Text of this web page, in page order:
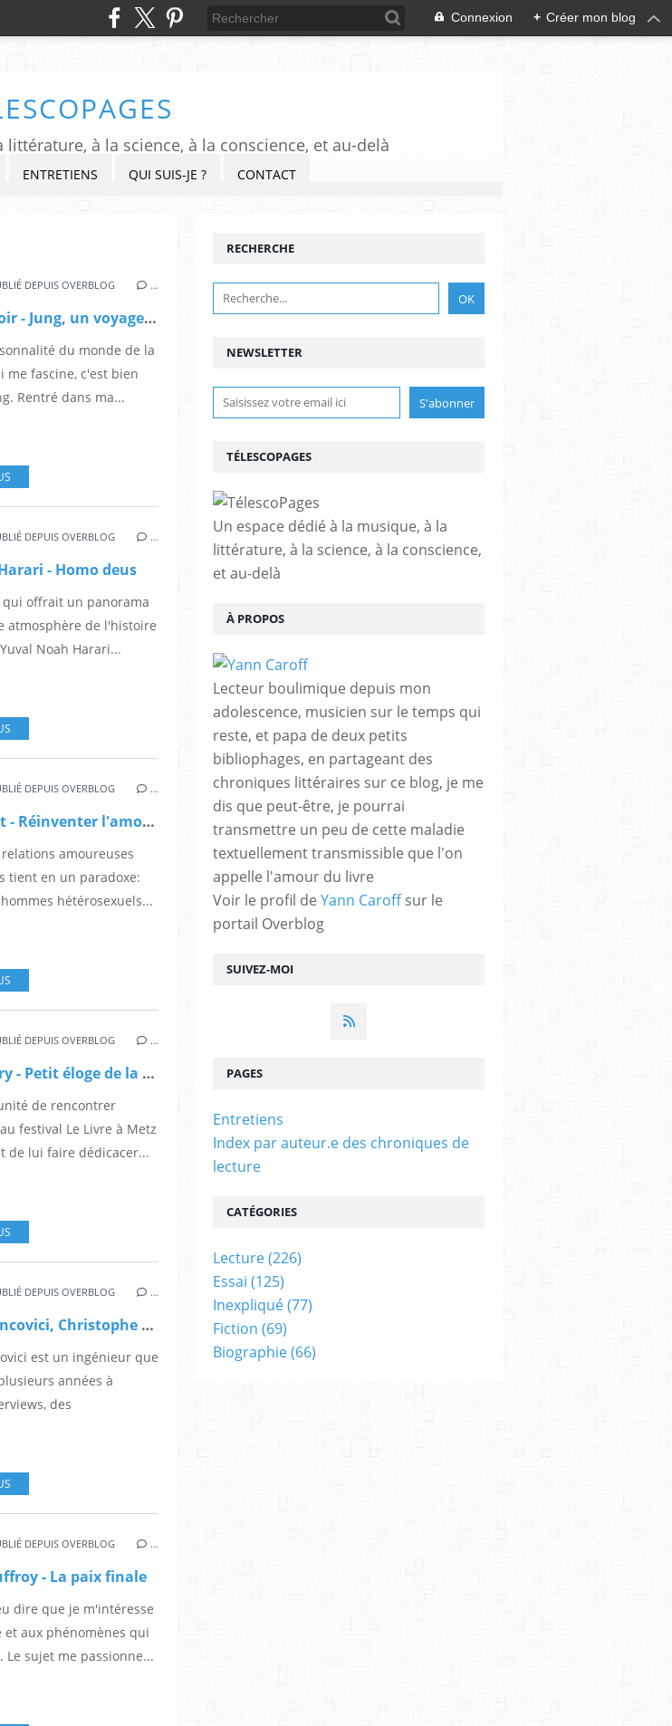
Connexion + Créer mon blog
à la science, à la conscience, et au-delà
ENTRETIENS QUI SUIS-JE ? CONTACT
DEPUIS OVERBLOG …
Frédéric Lenoir - Jung, un voyage vers soi
du monde de la
me fascine, c'est bien
Rentré dans ma...
DEPUIS OVERBLOG …
- Homo deus
qui offrait un panorama
atmosphère de l'histoire
Noah Harari...
DEPUIS OVERBLOG …
Mona Chollet - Réinventer l'amour - Comment le patriarcat sabote les relations hétérosexuelles
amoureuses
tient en un paradoxe:
hétérosexuels...
DEPUIS OVERBLOG …
Adeline Fleury - Petit éloge de la jouissance féminine
de rencontrer
festival Le Livre à Metz
de lui faire dédicacer...
DEPUIS OVERBLOG …
Jean-Marc Jancovici, Christophe Blain - Un monde sans fin
est un ingénieur que
années à
des
DEPUIS OVERBLOG …
- La paix finale
dire que je m'intéresse
et aux phénomènes qui
Le sujet me passionne...
NEWSLETTER
SUIVEZ-MOI
RECHERCHE
TÉLESCOPAGES
Un espace dédié à la musique, à la
littérature, à la science, à la conscience,
et au-delà
À PROPOS
Lecteur boulimique depuis mon
adolescence, musicien sur le temps qui
reste, et papa de deux petits
bibliophages, en partageant des
chroniques littéraires sur ce blog, je me
dis que peut-être, je pourrai
transmettre un peu de cette maladie
textuellement transmissible que l'on
appelle l'amour du livre
Voir le profil de Yann Caroffsur le
portail Overblog
PAGES
Entretiens
Index par auteur.e des chroniques de
lecture
CATÉGORIES
Lecture(226)
Essai (125)
Inexpliqué(77)
Fiction (69)
Biographie(66)